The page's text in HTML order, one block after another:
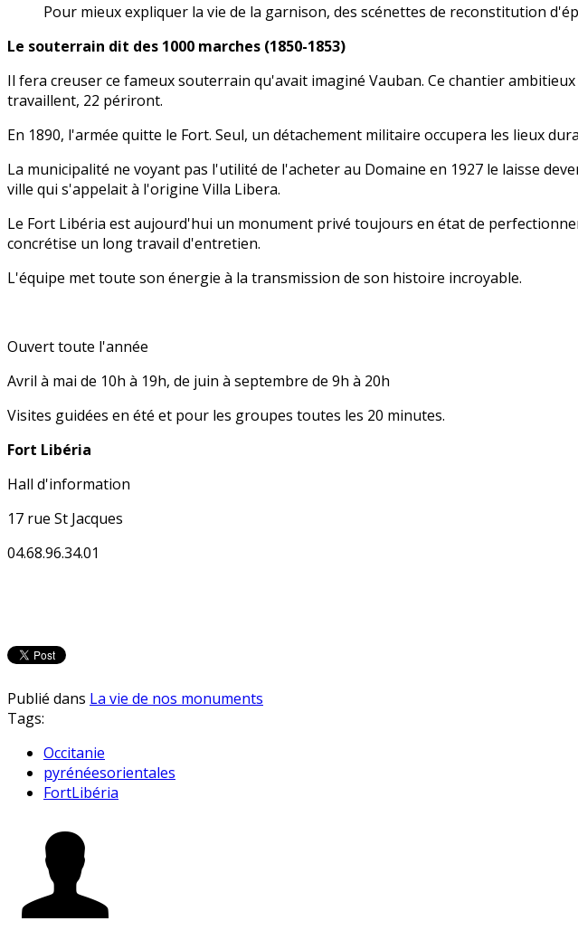
Pour mieux expliquer la vie de la garnison, des scénettes de reconstitution
Le souterrain dit des 1000 marches (1850-1853)
Il fera creuser ce fameux souterrain qu'avait imaginé Vauban. Ce chantier
travaillent, 22 périront.
En 1890, l'armée quitte le Fort. Seul, un détachement militaire occupera les lieux
La municipalité ne voyant pas l'utilité de l'acheter au Domaine en 1927 le laisse
ville qui s'appelait à l'origine Villa Libera.
Le Fort Libéria est aujourd'hui un monument privé toujours en état de
concrétise un long travail d'entretien.
L'équipe met toute son énergie à la transmission de son histoire incroyable.
Ouvert toute l'année
Avril à mai de 10h à 19h, de juin à septembre de 9h à 20h
Visites guidées en été et pour les groupes toutes les 20 minutes.
Fort Libéria
Hall d'information
17 rue St Jacques
04.68.96.34.01
Publié dans La vie de nos monuments
Tags:
Occitanie
pyrénéesorientales
FortLibéria